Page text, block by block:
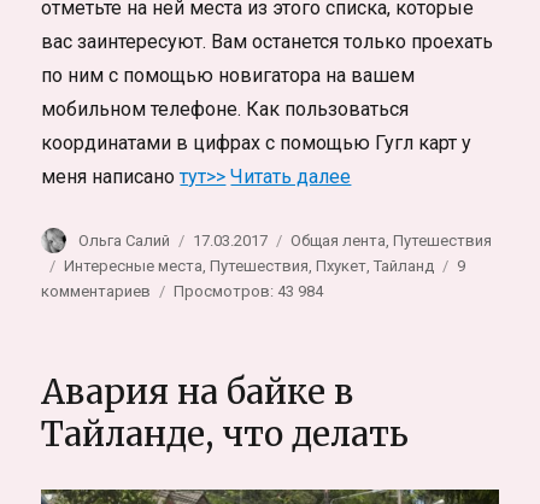
отметьте на ней места из этого списка, которые
вас заинтересуют. Вам останется только проехать
по ним с помощью новигатора на вашем
мобильном телефоне. Как пользоваться
координатами в цифрах с помощью Гугл карт у
меня написанотут>> Читать далее«Что посмотреть на
Автор
Ольга Салий Опубликовано
17.03.2017 Рубрики
Общая лента,Путешествия
Метки
Интересные места,Путешествия,Пхукет,Тайланд
9
комментариев
на
крутые
острова
Просмотров: 43 984
Авария на байке в
Тайланде, что делать